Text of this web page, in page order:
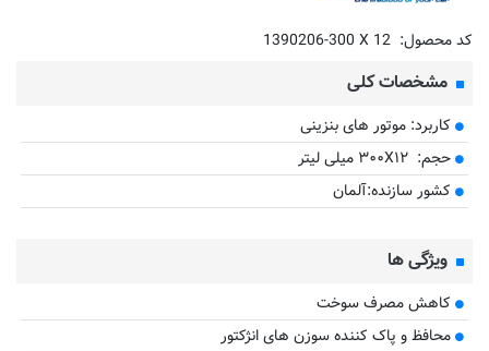
کد محصول: 1390206-300 X 12
مشخصات کلی
کاربرد: موتور های بنزینی
حجم: ۳۰۰X۱۲ میلی لیتر
کشور سازنده:آلمان
ویژگی ها
کاهش مصرف سوخت
محافظ و پاک کننده سوزن های انژکتور